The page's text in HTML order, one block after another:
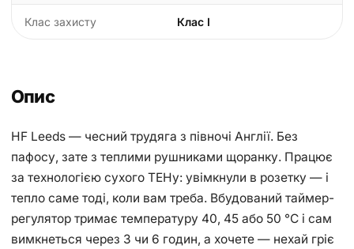
Клас захисту Клас I
Опис
HF Leeds — чесний трудяга з півночі Англії. Без
пафосу, зате з теплими рушниками щоранку. Працює
за технологією сухого ТЕНу: увімкнули в розетку — і
тепло саме тоді, коли вам треба. Вбудований таймер-
регулятор тримає температуру 40, 45 або 50 °С і сам
вимкнеться через 3 чи 6 годин, а хочете — нехай гріє